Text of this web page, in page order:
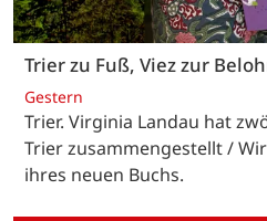
Trier zu Fuß, Viez zur
Gestern
Trier. Virginia Landau hat
Trier zusammengestellt /
ihres neuen Buchs.